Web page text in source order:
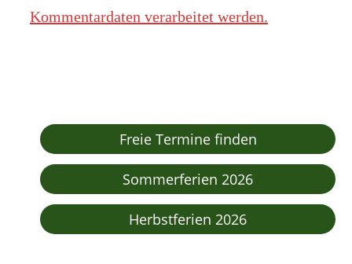
Kommentardaten verarbeitet werden.
Freie Termine finden
Sommerferien 2026
Herbstferien 2026